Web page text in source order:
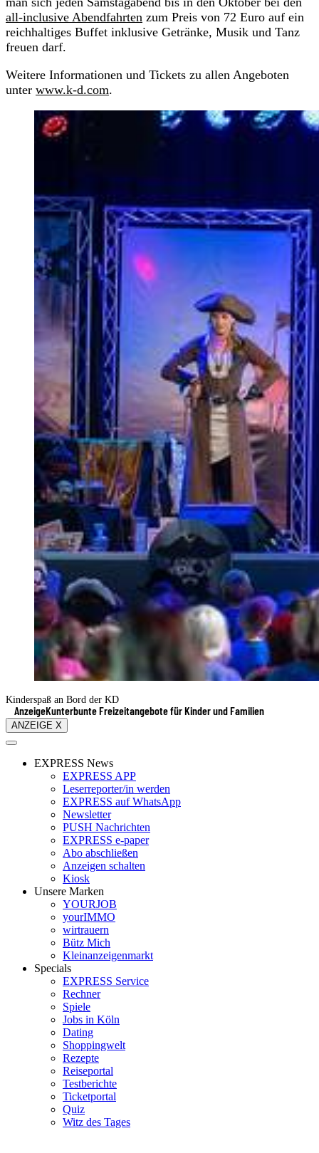
all-inclusive Abendfahrten zum Preis von 72 Euro auf ein
reichhaltiges Buffet inklusive Getränke, Musik und Tanz
freuen darf.
Weitere Informationen und Tickets zu allen Angeboten
unter www.k-d.com.
Kinderspaß an Bord der KD
AnzeigeKunterbunte Freizeitangebote für Kinder und Familien
ANZEIGE X
EXPRESS News
EXPRESS APP
Leserreporter/in werden
EXPRESS auf WhatsApp
Newsletter
PUSH Nachrichten
EXPRESS e-paper
Abo abschließen
Anzeigen schalten
Kiosk
Unsere Marken
YOURJOB
yourIMMO
wirtrauern
Bütz Mich
Kleinanzeigenmarkt
Specials
EXPRESS Service
Rechner
Spiele
Jobs in Köln
Dating
Shoppingwelt
Rezepte
Reiseportal
Testberichte
Ticketportal
Quiz
Witz des Tages